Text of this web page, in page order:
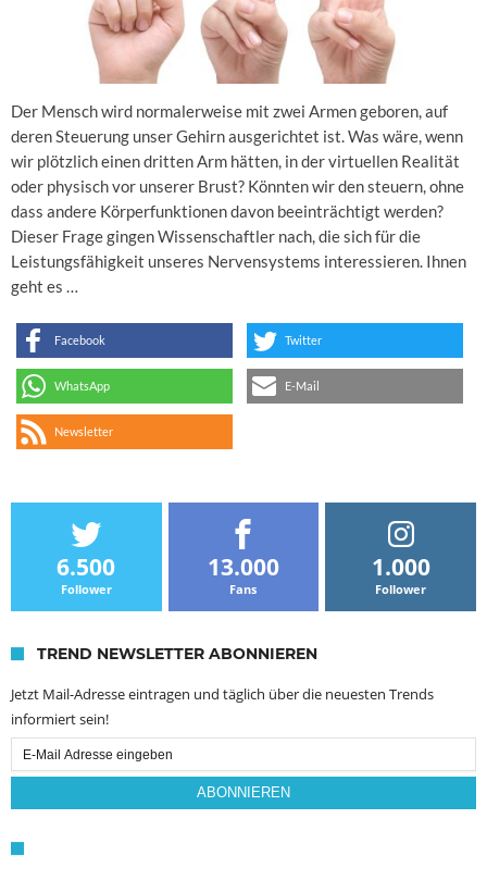
Der Mensch wird normalerweise mit zwei Armen geboren, auf
deren Steuerung unser Gehirn ausgerichtet ist. Was wäre, wenn
wir plötzlich einen dritten Arm hätten, in der virtuellen Realität
oder physisch vor unserer Brust? Könnten wir den steuern, ohne
dass andere Körperfunktionen davon beeinträchtigt werden?
Dieser Frage gingen Wissenschaftler nach, die sich für die
Leistungsfähigkeit unseres Nervensystems interessieren. Ihnen
geht es …
Facebook Twitter
WhatsApp E-Mail
Newsletter
6.500
Follower
13.000
Fans
1.000
Follower
TREND NEWSLETTER ABONNIEREN
Jetzt Mail-Adresse eintragen und täglich über die neuesten Trends
informiert sein!
Email
Subscription
ABONNIEREN